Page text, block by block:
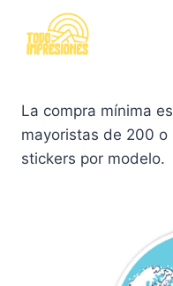
contenido
La compra mínima
mayoristas de 200
stickers por modelo.